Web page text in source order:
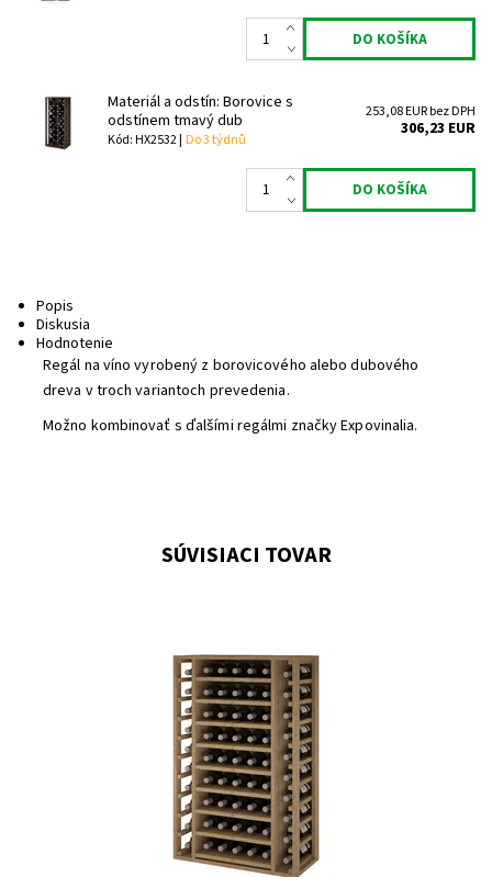
Materiál a odstín: Borovice s
odstínem tmavý dub
Kód: HX2532 | Do 3 týdnů
253,08 EUR bez DPH
306,23 EUR
Popis
Diskusia
Hodnotenie
Regál na víno vyrobený z borovicového alebo dubového
dreva v troch variantoch prevedenia.
Možno kombinovať s ďalšími regálmi značky Expovinalia.
SÚVISIACI TOVAR
Drevený regál na uskladnenie vína.
Do 3 týdnů
EX2540
Expovinalia
2 roky